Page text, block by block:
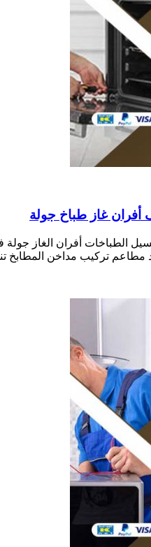
الطباخات أفران الغاز
تركيب مداخن المطابخ